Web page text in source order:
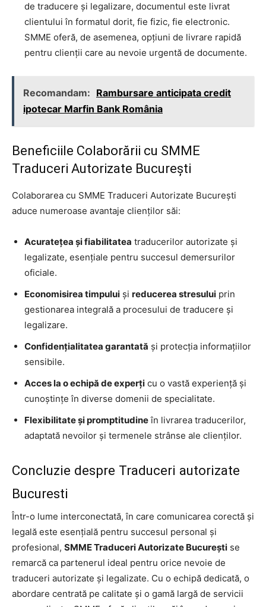
de traducere și legalizare, documentul este livrat
clientului în formatul dorit, fie fizic, fie electronic.
SMME oferă, de asemenea, opțiuni de livrare rapidă
pentru clienții care au nevoie urgentă de documente.
Recomandam: Rambursare anticipata credit
ipotecar Marfin Bank România
Beneficiile Colaborării cu SMME
Traduceri Autorizate București
Colaborarea cu SMME Traduceri Autorizate București
aduce numeroase avantaje clienților săi:
Acuratețea și fiabilitatea traducerilor autorizate și
legalizate, esențiale pentru succesul demersurilor
oficiale.
Economisirea timpului și reducerea stresului prin
gestionarea integrală a procesului de traducere și
legalizare.
Confidențialitatea garantată și protecția informațiilor
sensibile.
Acces la o echipă de experți cu o vastă experiență și
cunoștințe în diverse domenii de specialitate.
Flexibilitate și promptitudineîn livrarea traducerilor,
adaptată nevoilor și termenele strânse ale clienților.
Concluzie despre Traduceri autorizate
Bucuresti
Într-o lume interconectată, în care comunicarea corectă și
legală este esențială pentru succesul personal și
profesional, SMME Traduceri Autorizate București se
remarcă ca partenerul ideal pentru orice nevoie de
traduceri autorizate și legalizate. Cu o echipă dedicată, o
abordare centrată pe calitate și o gamă largă de servicii